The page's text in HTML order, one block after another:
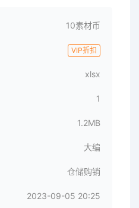
10素材币
VIP折扣
xlsx
1
1.2MB
大编
仓储购销
2023-09-05 20:25